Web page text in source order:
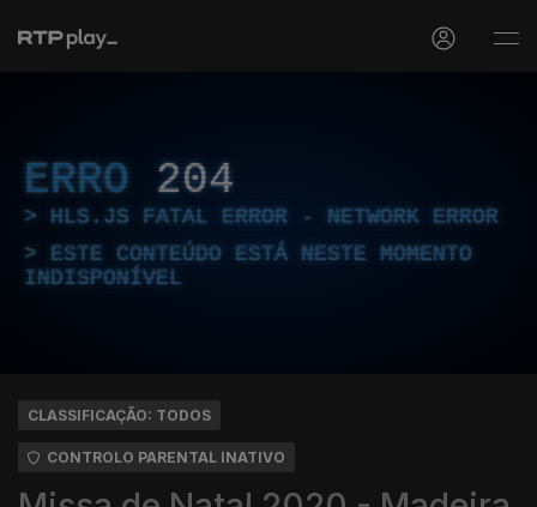
ERRO 204
HLS.JS FATAL ERROR - NETWORK ERROR
ESTE CONTEÚDO ESTÁ NESTE MOMENTO
INDISPONÍVEL
CLASSIFICAÇÃO: TODOS
CONTROLO PARENTAL INATIVO